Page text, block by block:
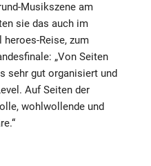
Musikszene am
sie das auch im
heroes-Reise, zum
„Von Seiten
sehr gut organisiert und
Auf Seiten der
wohlwollende und